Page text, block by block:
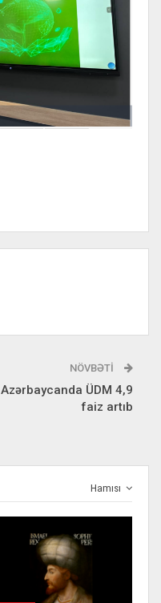
NÖVBƏTI
Azərbaycanda ÜDM 4,9
faiz artıb
Hamısı